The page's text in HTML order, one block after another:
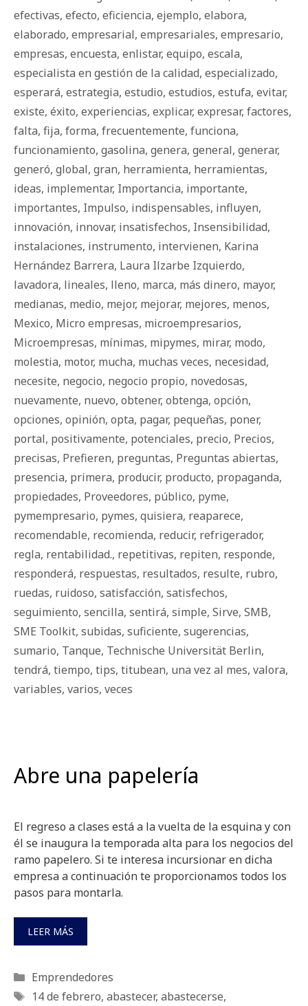
efectivas, efecto, eficiencia, ejemplo, elabora,
elaborado, empresarial, empresariales, empresario,
empresas, encuesta, enlistar, equipo, escala,
especialista en gestión de la calidad, especializado,
esperará, estrategia, estudio, estudios, estufa, evitar,
existe, éxito, experiencias, explicar, expresar, factores,
falta, fija, forma, frecuentemente, funciona,
funcionamiento, gasolina, genera, general, generar,
generó, global, gran, herramienta, herramientas,
ideas, implementar, Importancia, importante,
importantes, Impulso, indispensables, influyen,
innovación, innovar, insatisfechos, Insensibilidad,
instalaciones, instrumento, intervienen, Karina
Hernández Barrera, Laura Ilzarbe Izquierdo,
lavadora, lineales, lleno, marca, más dinero, mayor,
medianas, medio, mejor, mejorar, mejores, menos,
Mexico, Micro empresas, microempresarios,
Microempresas, mínimas, mipymes, mirar, modo,
molestia, motor, mucha, muchas veces, necesidad,
necesite, negocio, negocio propio, novedosas,
nuevamente, nuevo, obtener, obtenga, opción,
opciones, opinión, opta, pagar, pequeñas, poner,
portal, positivamente, potenciales, precio, Precios,
precisas, Prefieren, preguntas, Preguntas abiertas,
presencia, primera, producir, producto, propaganda,
propiedades, Proveedores, público, pyme,
pymempresario, pymes, quisiera, reaparece,
recomendable, recomienda, reducir, refrigerador,
regla, rentabilidad., repetitivas, repiten, responde,
responderá, respuestas, resultados, resulte, rubro,
ruedas, ruidoso, satisfacción, satisfechos,
seguimiento, sencilla, sentirá, simple, Sirve, SMB,
SME Toolkit, subidas, suficiente, sugerencias,
sumario, Tanque, Technische Universität Berlin,
tendrá, tiempo, tips, titubean, una vez al mes, valora,
variables, varios, veces
Abre una papelería
El regreso a clases está a la vuelta de la esquina y con
él se inaugura la temporada alta para los negocios del
ramo papelero. Si te interesa incursionar en dicha
empresa a continuación te proporcionamos todos los
pasos para montarla.
LEER MÁS
Categorías
Emprendedores
Etiquetas
14 de febrero, abastecer, abastecerse,